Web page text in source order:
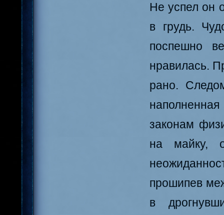
Не успел он
в грудь.
поспешно
нравилась.
рано.
законам
на майку,
прошипев
в